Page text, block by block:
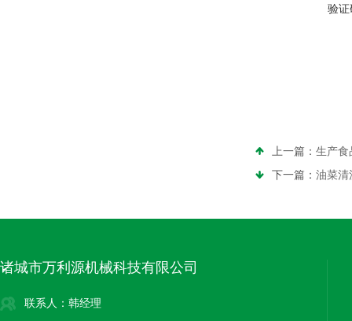
验证
上一篇： 生产食
下一篇： 油菜清
诸城市万利源机械科技有限公司
联系人：韩经理